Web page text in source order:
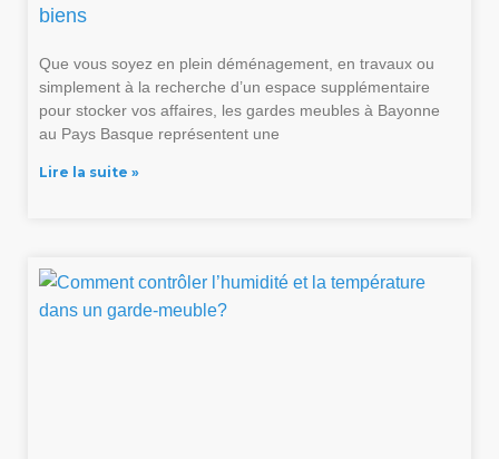
biens
Que vous soyez en plein déménagement, en travaux ou
simplement à la recherche d’un espace supplémentaire
pour stocker vos affaires, les gardes meubles à Bayonne
au Pays Basque représentent une
Lire la suite »